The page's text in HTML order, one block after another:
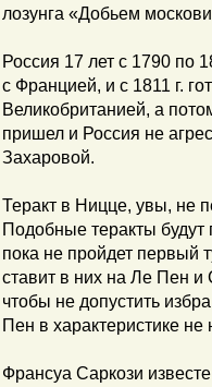
лозунга «Добьем
Россия 17 лет с 1790 по
с Францией, и с 1811 г.
Великобританией, а
пришел и Россия не
Захаровой.
Теракт в Ницце, увы, не
Подобные теракты будут
пока не пройдет первый
ставит в них на Ле Пен и
чтобы не допустить
Пен в характеристике не
Франсуа Саркози